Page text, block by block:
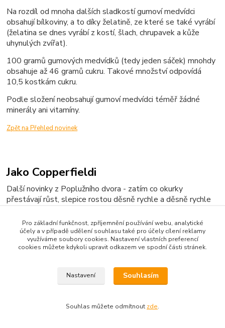
Na rozdíl od mnoha dalších sladkostí gumoví medvídci
obsahují bílkoviny, a to díky želatině, ze které se také vyrábí
(želatina se dnes vyrábí z kostí, šlach, chrupavek a kůže
uhynulých zvířat).
100 gramů gumových medvídků (tedy jeden sáček) mnohdy
obsahuje až 46 gramů cukru. Takové množství odpovídá
10,5 kostkám cukru.
Podle složení neobsahují gumoví medvídci téměř žádné
minerály ani vitamíny.
Zpět na Přehled novinek
Jako Copperfieldi
Další novinky z Poplužního dvora - zatím co okurky
přestávají růst, slepice rostou děsně rychle a děsně rychle
Jsou tak rychlé, že se nedají zachytit ani do objektivu
fotoaparátu ... Posuďte sami.
Pro základní funkčnost, zpříjemnění používání webu, analytické
účely a v případě udělení souhlasu také pro účely cílení reklamy
využíváme soubory cookies. Nastavení vlastních preferencí
cookies můžete kdykoli upravit odkazem ve spodní části stránek.
Nastavení Souhlasím
Souhlas můžete odmítnout zde.